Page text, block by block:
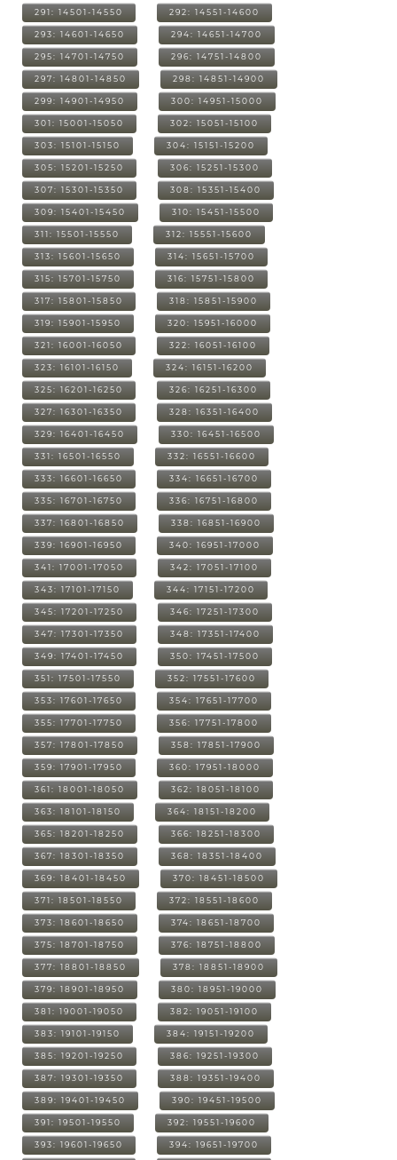
291: 14501-14550 292: 14551-14600
293: 14601-14650 294: 14651-14700
295: 14701-14750 296: 14751-14800
297: 14801-14850 298: 14851-14900
299: 14901-14950 300: 14951-15000
301: 15001-15050 302: 15051-15100
303: 15101-15150 304: 15151-15200
305: 15201-15250 306: 15251-15300
307: 15301-15350 308: 15351-15400
309: 15401-15450 310: 15451-15500
311: 15501-15550 312: 15551-15600
313: 15601-15650 314: 15651-15700
315: 15701-15750 316: 15751-15800
317: 15801-15850 318: 15851-15900
319: 15901-15950 320: 15951-16000
321: 16001-16050 322: 16051-16100
323: 16101-16150 324: 16151-16200
325: 16201-16250 326: 16251-16300
327: 16301-16350 328: 16351-16400
329: 16401-16450 330: 16451-16500
331: 16501-16550 332: 16551-16600
333: 16601-16650 334: 16651-16700
335: 16701-16750 336: 16751-16800
337: 16801-16850 338: 16851-16900
339: 16901-16950 340: 16951-17000
341: 17001-17050 342: 17051-17100
343: 17101-17150 344: 17151-17200
345: 17201-17250 346: 17251-17300
347: 17301-17350 348: 17351-17400
349: 17401-17450 350: 17451-17500
351: 17501-17550 352: 17551-17600
353: 17601-17650 354: 17651-17700
355: 17701-17750 356: 17751-17800
357: 17801-17850 358: 17851-17900
359: 17901-17950 360: 17951-18000
361: 18001-18050 362: 18051-18100
363: 18101-18150 364: 18151-18200
365: 18201-18250 366: 18251-18300
367: 18301-18350 368: 18351-18400
369: 18401-18450 370: 18451-18500
371: 18501-18550 372: 18551-18600
373: 18601-18650 374: 18651-18700
375: 18701-18750 376: 18751-18800
377: 18801-18850 378: 18851-18900
379: 18901-18950 380: 18951-19000
381: 19001-19050 382: 19051-19100
383: 19101-19150 384: 19151-19200
385: 19201-19250 386: 19251-19300
387: 19301-19350 388: 19351-19400
389: 19401-19450 390: 19451-19500
391: 19501-19550 392: 19551-19600
393: 19601-19650 394: 19651-19700